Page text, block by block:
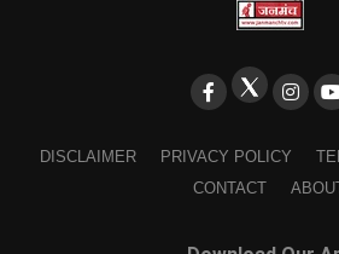
DISCLAIMER PRIVACY POLICY
CONTACT